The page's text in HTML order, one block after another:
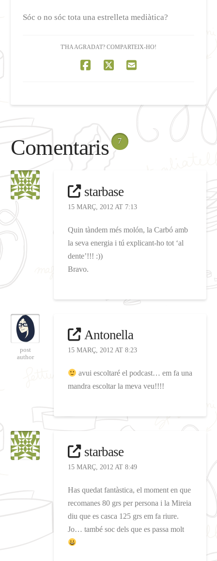
Sóc o no sóc tota una estrelleta mediàtica?
T'HA AGRADAT? COMPARTEIX-HO!
Comentaris 7
starbase
15 MARÇ, 2012 AT 7:13
Quin tàndem més molón, la Carbó amb
la seva energia i tú explicant-ho tot ‘al
dente’!!! :))
Bravo.
post
author
Antonella
15 MARÇ, 2012 AT 8:23
avui escoltaré el podcast… em fa una
mandra escoltar la meva veu!!!!
starbase
15 MARÇ, 2012 AT 8:49
Has quedat fantàstica, el moment en que
recomanes 80 grs per persona i la Mireia
diu que es casca 125 grs em fa riure.
Jo… també soc dels que es passa molt